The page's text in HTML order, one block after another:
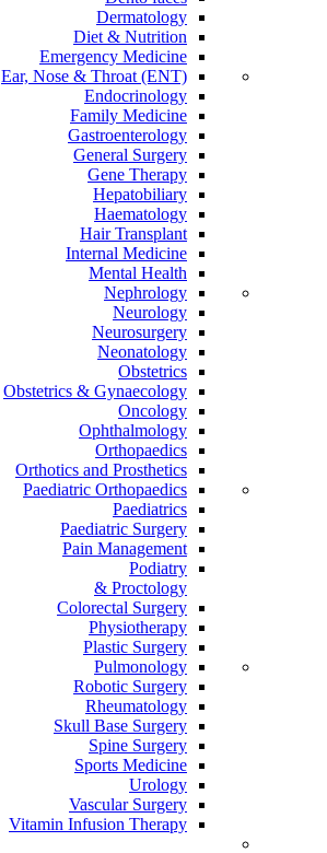
Dermatology
Diet & Nutrition
Emergency Medicine
Ear, Nose & Throat (ENT)
Endocrinology
Family Medicine
Gastroenterology
General Surgery
Gene Therapy
Hepatobiliary
Haematology
Hair Transplant
Internal Medicine
Mental Health
Nephrology
Neurology
Neurosurgery
Neonatology
Obstetrics
Obstetrics & Gynaecology
Oncology
Ophthalmology
Orthopaedics
Orthotics and Prosthetics
Paediatric Orthopaedics
Paediatrics
Paediatric Surgery
Pain Management
Podiatry
Proctology &
Colorectal Surgery
Physiotherapy
Plastic Surgery
Pulmonology
Robotic Surgery
Rheumatology
Skull Base Surgery
Spine Surgery
Sports Medicine
Urology
Vascular Surgery
Vitamin Infusion Therapy